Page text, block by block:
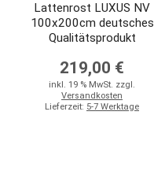
Lattenrost LUXUS NV
100x200cm deutsches
Qualitätsprodukt
219,00 €
inkl. 19 % MwSt. zzgl.
Versandkosten
Lieferzeit: 5-7 Werktage